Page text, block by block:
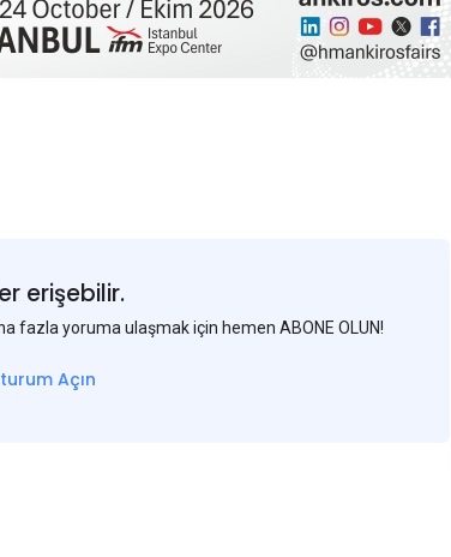
erişebilir.
fazla yoruma ulaşmak için hemen ABONE OLUN!
Açın